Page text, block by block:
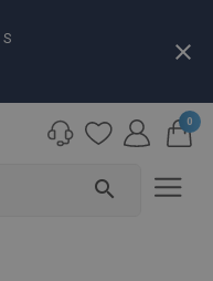
S close
search
0